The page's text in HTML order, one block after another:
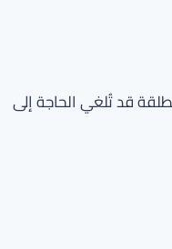
قد تُلغي الحاجة إلى